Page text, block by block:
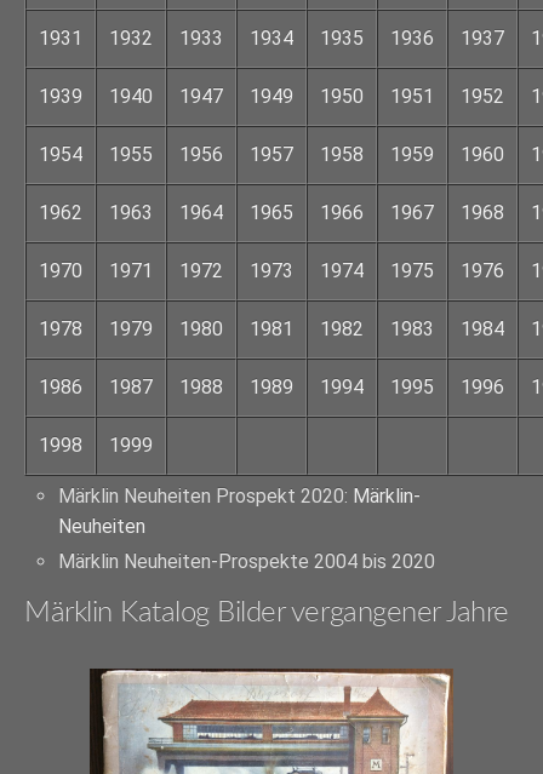
1931 1932 1933 1934 1935 1936 1937
1939 1940 1947 1949 1950 1951 1952
1954 1955 1956 1957 1958 1959 1960
1962 1963 1964 1965 1966 1967 1968
1970 1971 1972 1973 1974 1975 1976
1978 1979 1980 1981 1982 1983 1984
1986 1987 1988 1989 1994 1995 1996
1998 1999
Märklin Neuheiten Prospekt 2020: Märklin-
Neuheiten
Märklin Neuheiten-Prospekte 2004 bis 2020
Märklin Katalog Bilder vergangener Jahre